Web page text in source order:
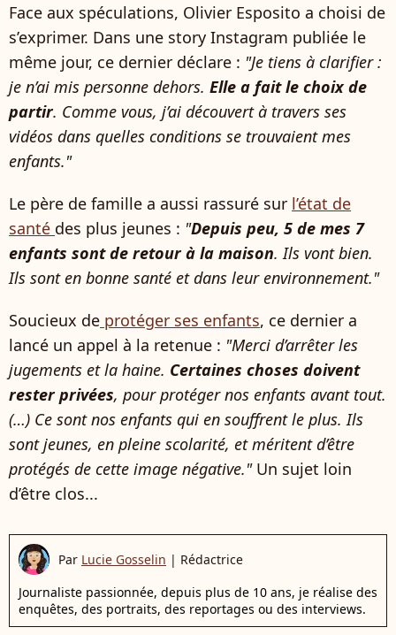
Face aux spéculations, Olivier Esposito a choisi de
s’exprimer. Dans une story Instagram publiée le
même jour, ce dernier déclare : "Je tiens à clarifier :
je n’ai mis personne dehors. Elle a fait le choix de
partir. Comme vous, j’ai découvert à travers ses
vidéos dans quelles conditions se trouvaient mes
enfants."
Le père de famille a aussi rassuré sur l’état de
santé des plus jeunes : "Depuis peu, 5 de mes 7
enfants sont de retour à la maison. Ils vont bien.
Ils sont en bonne santé et dans leur environnement."
Soucieux de protéger ses enfants, ce dernier a
lancé un appel à la retenue : "Merci d’arrêter les
jugements et la haine. Certaines choses doivent
rester privées, pour protéger nos enfants avant tout.
(…) Ce sont nos enfants qui en souffrent le plus. Ils
sont jeunes, en pleine scolarité, et méritent d’être
protégés de cette image négative." Un sujet loin
d’être clos...
Par Lucie Gosselin | Rédactrice
Journaliste passionnée, depuis plus de 10 ans, je réalise des
enquêtes, des portraits, des reportages ou des interviews.